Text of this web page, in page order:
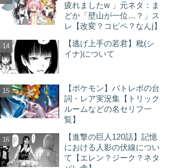
疲れましたw 」元ネタ：ま
どか「壁山が一位…？」ス
レ【改変？コピペ？なんj】
【逃げ上手の若君】秕(シ
イナ)について
【ポケモン】バトレボの台
詞・レア実況集【トリック
ルームなどの名セリフ一
覧】
【進撃の巨人120話】記憶
における人影の伏線につい
て【エレン？ジーク？ネタ